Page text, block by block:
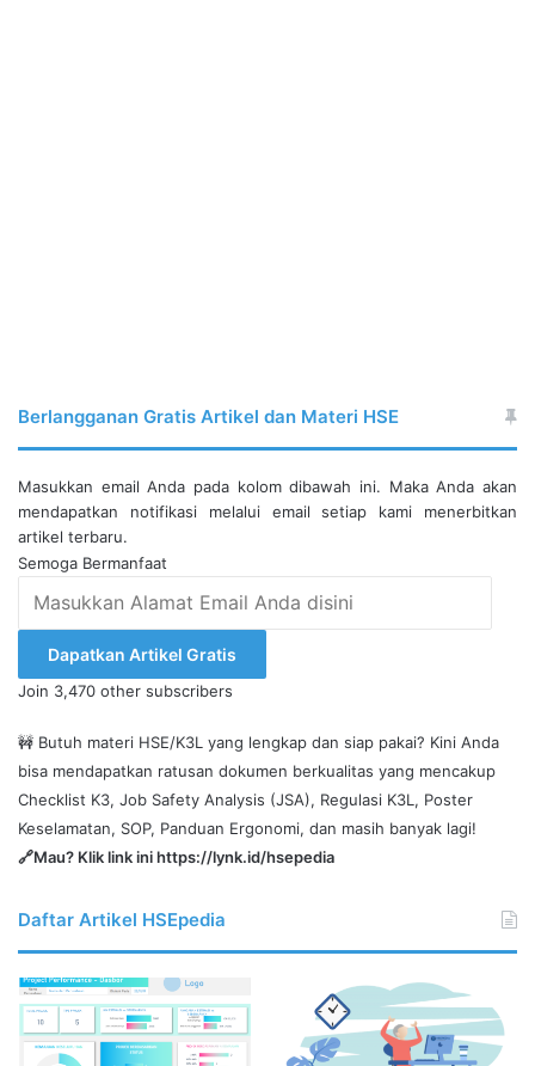
Berlangganan Gratis Artikel dan Materi HSE
Masukkan email Anda pada kolom dibawah ini. Maka Anda akan
mendapatkan notifikasi melalui email setiap kami menerbitkan
artikel terbaru.
Semoga Bermanfaat
Alamat
Anda
disini
Dapatkan Artikel Gratis
Join 3,470 other subscribers
🚧 Butuh materi HSE/K3L yang lengkap dan siap pakai? Kini Anda
bisa mendapatkan ratusan dokumen berkualitas yang mencakup
Checklist K3, Job Safety Analysis (JSA), Regulasi K3L, Poster
Keselamatan, SOP, Panduan Ergonomi, dan masih banyak lagi!
🔗Mau? Klik link inihttps://lynk.id/hsepedia
Daftar Artikel HSEpedia